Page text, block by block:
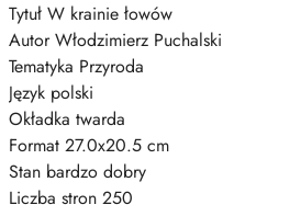
Tytuł W krainie łowów
Autor Włodzimierz Puchalski
Tematyka Przyroda
Język polski
Okładka twarda
Format 27.0x20.5 cm
Stan bardzo dobry
Liczba stron 250